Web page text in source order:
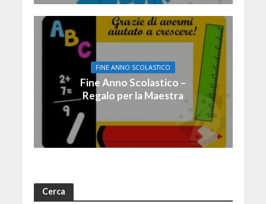
FINE ANNO SCOLASTICO
Fine Anno Scolastico –
Regalo per la Maestra
Cerca